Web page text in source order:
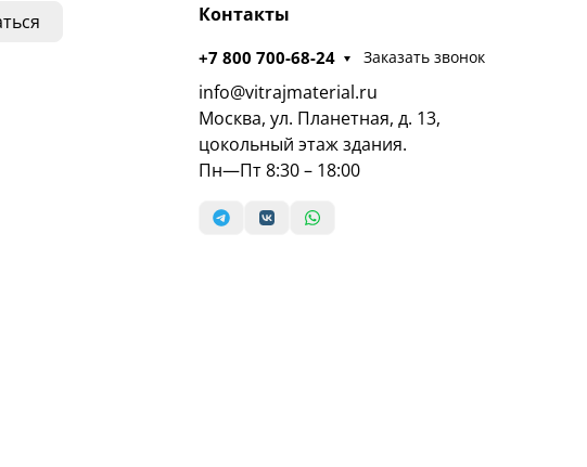
Контакты
+7 800 700-68-24 Заказать звонок
info@vitrajmaterial.ru
Москва, ул. Планетная, д. 13,
цокольный этаж здания.
Пн—Пт 8:30 – 18:00